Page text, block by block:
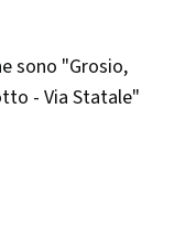
sono "Grosio,
- Via Statale"